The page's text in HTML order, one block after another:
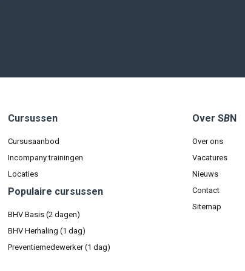
Cursussen
Cursusaanbod
Incompany trainingen
Locaties
Populaire cursussen
BHV Basis (2 dagen)
BHV Herhaling (1 dag)
Preventiemedewerker (1 dag)
Over SBN
Over ons
Vacatures
Nieuws
Contact
Sitemap